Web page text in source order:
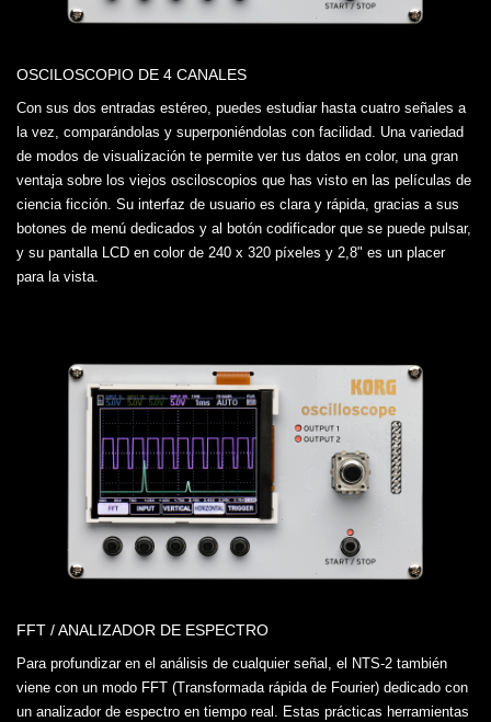
OSCILOSCOPIO DE 4 CANALES
Con sus dos entradas estéreo, puedes estudiar hasta cuatro señales a
la vez, comparándolas y superponiéndolas con facilidad. Una variedad
de modos de visualización te permite ver tus datos en color, una gran
ventaja sobre los viejos osciloscopios que has visto en las películas de
ciencia ficción. Su interfaz de usuario es clara y rápida, gracias a sus
botones de menú dedicados y al botón codificador que se puede pulsar,
y su pantalla LCD en color de 240 x 320 píxeles y 2,8" es un placer
para la vista.
FFT / ANALIZADOR DE ESPECTRO
Para profundizar en el análisis de cualquier señal, el NTS-2 también
viene con un modo FFT (Transformada rápida de Fourier) dedicado con
un analizador de espectro en tiempo real. Estas prácticas herramientas